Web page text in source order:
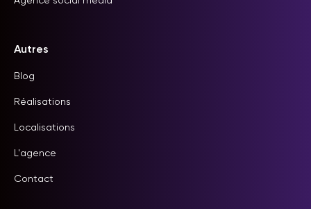
Autres
Blog
Réalisations
Localisations
L'agence
Contact